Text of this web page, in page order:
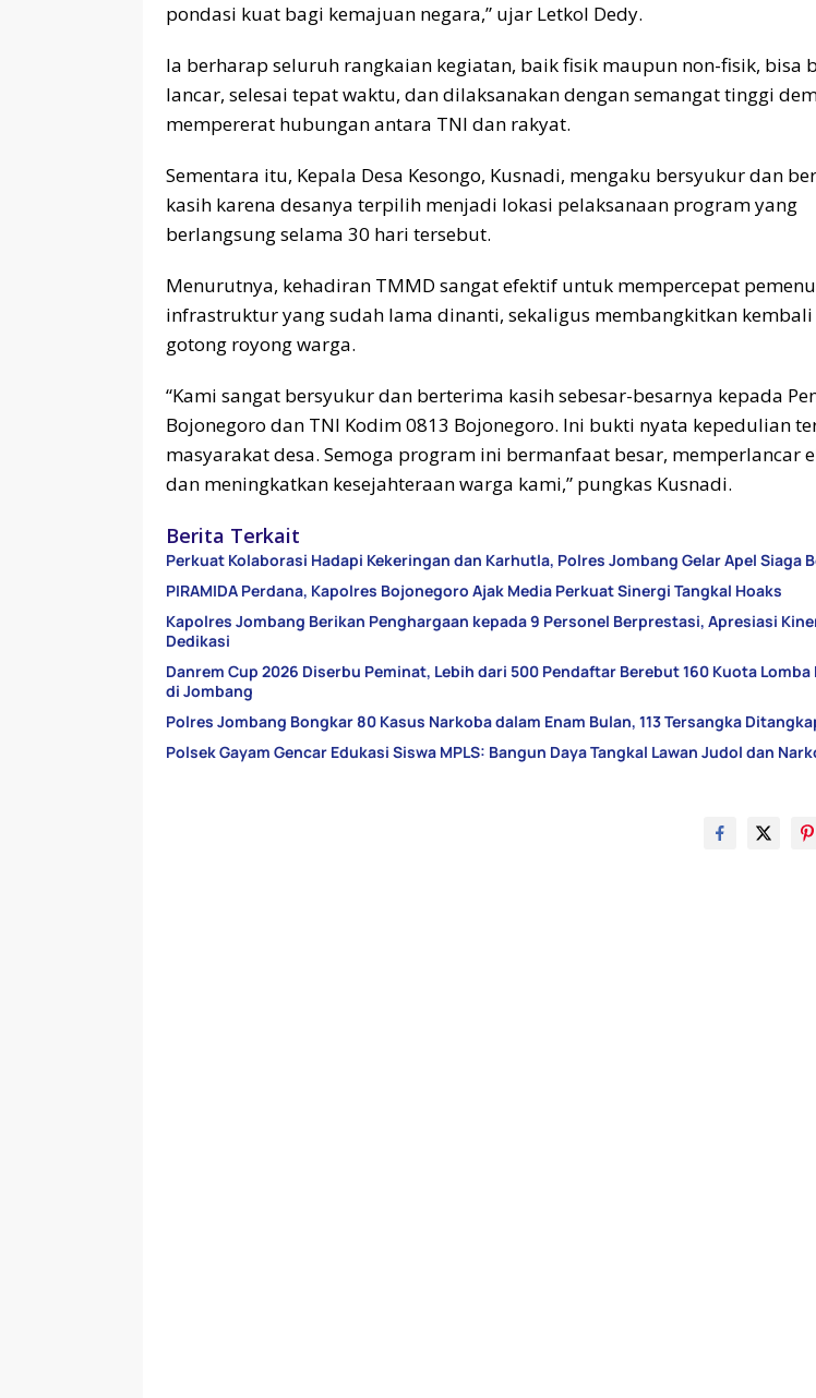
pondasi kuat bagi kemajuan negara,” ujar Letkol Dedy.
Ia berharap seluruh rangkaian kegiatan, baik fisik maupun non-fisik, bisa
lancar, selesai tepat waktu, dan dilaksanakan dengan semangat tinggi
mempererat hubungan antara TNI dan rakyat.
Sementara itu, Kepala Desa Kesongo, Kusnadi, mengaku bersyukur dan
kasih karena desanya terpilih menjadi lokasi pelaksanaan program yang
berlangsung selama 30 hari tersebut.
Menurutnya, kehadiran TMMD sangat efektif untuk mempercepat
infrastruktur yang sudah lama dinanti, sekaligus membangkitkan
gotong royong warga.
“Kami sangat bersyukur dan berterima kasih sebesar-besarnya kepada
Bojonegoro dan TNI Kodim 0813 Bojonegoro. Ini bukti nyata kepedulian
masyarakat desa. Semoga program ini bermanfaat besar, memperlancar
dan meningkatkan kesejahteraan warga kami,” pungkas Kusnadi.
Berita Terkait
Perkuat Kolaborasi Hadapi Kekeringan dan Karhutla, Polres Jombang Gelar Apel Siaga
PIRAMIDA Perdana, Kapolres Bojonegoro Ajak Media Perkuat Sinergi Tangkal Hoaks
Kapolres Jombang Berikan Penghargaan kepada 9 Personel Berprestasi, Apresiasi
Dedikasi
Danrem Cup 2026 Diserbu Peminat, Lebih dari 500 Pendaftar Berebut 160 Kuota Lomba
di Jombang
Polres Jombang Bongkar 80 Kasus Narkoba dalam Enam Bulan, 113 Tersangka
Polsek Gayam Gencar Edukasi Siswa MPLS: Bangun Daya Tangkal Lawan Judol dan